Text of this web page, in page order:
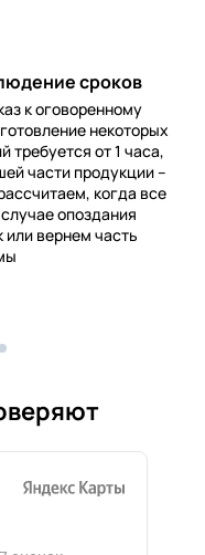
сроков
к оговоренному
некоторых
требуется от 1 часа,
части продукции –
когда все
опоздания
вернем часть